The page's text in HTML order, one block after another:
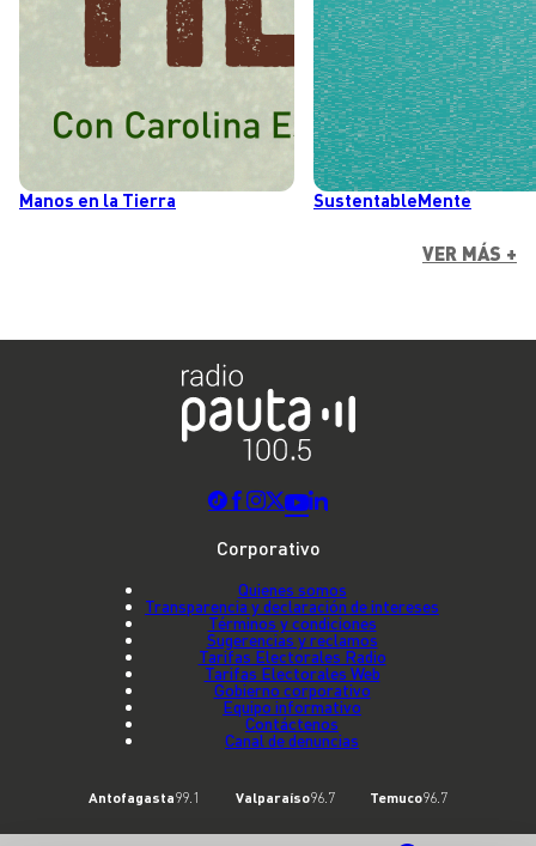
Manos en la Tierra SustentableMente
VER MÁS +
Corporativo
Quienes somos
Transparencia y declaración de intereses
Términos y condiciones
Sugerencias y reclamos
Tarifas Electorales Radio
Tarifas Electorales Web
Gobierno corporativo
Equipo informativo
Contáctenos
Canal de denuncias
Antofagasta99.1 Valparaíso96.7 Temuco96.7